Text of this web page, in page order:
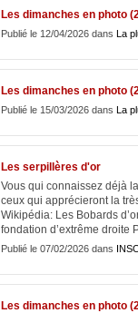
Les dimanches en photo
Publié le 12/04/2026 dans La
Les dimanches en photo
Publié le 15/03/2026 dans La
Les serpillères d'or
Vous qui connaissez déjà
ceux qui apprécieront la
Wikipédia: Les Bobards
fondation d’extrême droite
Publié le 07/02/2026 dans
Les dimanches en photo